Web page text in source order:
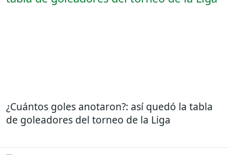
¿Cuántos goles anotaron?: así quedó la tabla
de goleadores del torneo de la Liga